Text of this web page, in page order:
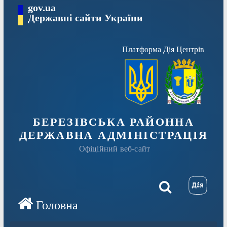
Перейтиgov.ua
Державні сайти України
Платформа Дія Центрів
БЕРЕЗІВСЬКА РАЙОННА
ДЕРЖАВНА АДМІНІСТРАЦІЯ
Офіційний веб-сайт